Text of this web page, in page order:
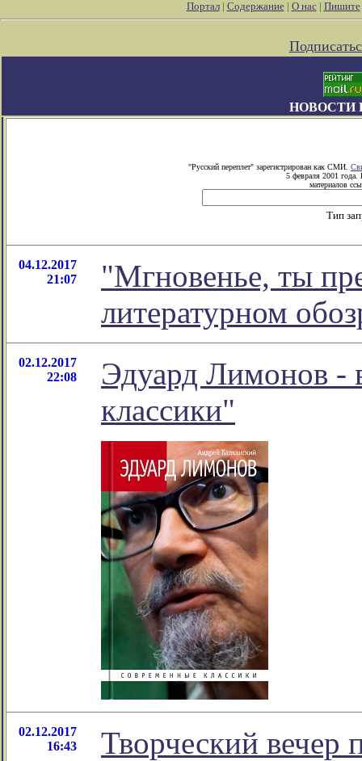
Портал| Содержание| О нас| Пишите
НОВОСТИ
"Русский переплет" зарегистрирован как СМИ.
5 февраля 2001 года.
материалов
Тип
04.12.2017
21:07
"Мгновенье, ты
литературном
02.12.2017
22:08
Эдуард Лимонов -
классики"
02.12.2017
16:43
Творческий вечер